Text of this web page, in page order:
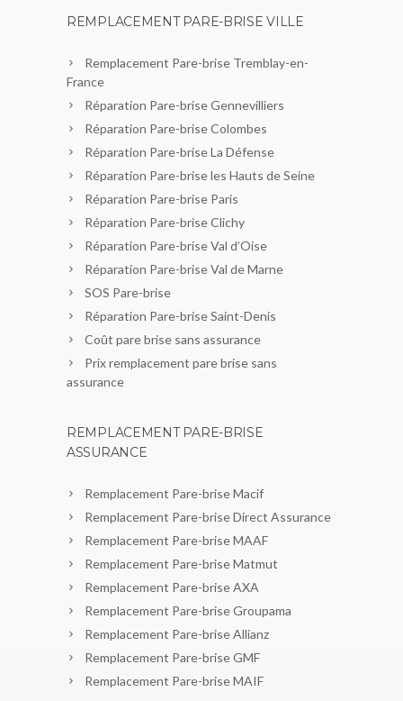
REMPLACEMENT PARE-BRISE VILLE
Remplacement Pare-brise Tremblay-en-
France
Réparation Pare-brise Gennevilliers
Réparation Pare-brise Colombes
Réparation Pare-brise La Défense
Réparation Pare-brise les Hauts de Seine
Réparation Pare-brise Paris
Réparation Pare-brise Clichy
Réparation Pare-brise Val d’Oise
Réparation Pare-brise Val de Marne
SOS Pare-brise
Réparation Pare-brise Saint-Denis
Coût pare brise sans assurance
Prix remplacement pare brise sans
assurance
REMPLACEMENT PARE-BRISE
ASSURANCE
Remplacement Pare-brise Macif
Remplacement Pare-brise Direct Assurance
Remplacement Pare-brise MAAF
Remplacement Pare-brise Matmut
Remplacement Pare-brise AXA
Remplacement Pare-brise Groupama
Remplacement Pare-brise Allianz
Remplacement Pare-brise GMF
Remplacement Pare-brise MAIF